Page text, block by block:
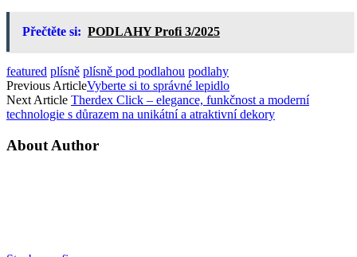
Přečtěte si: PODLAHY Profi 3/2025
featured plísně plísně pod podlahou podlahy
Previous ArticleVyberte si to správné lepidlo
Next Article Therdex Click – elegance, funkčnost a moderní
technologie s důrazem na unikátní a atraktivní dekory
About Author